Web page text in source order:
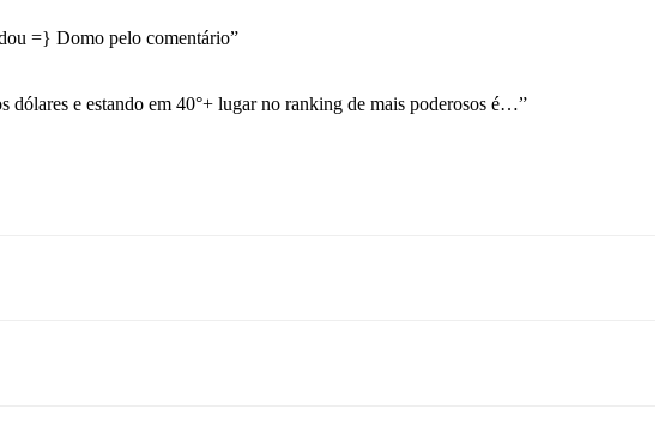
=} Domo pelo comentário”
dólares e estando em 40°+ lugar no ranking de mais poderosos é…”